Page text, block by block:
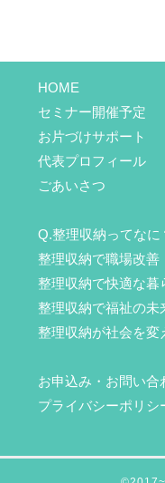
HOME
セミナー開催予定
お片づけサポート
代表プロフィール
ごあいさつ
Q.整理収納ってなに
整理収納で職場改善
整理収納で快適な暮
整理収納で福祉の未
整理収納が社会を変
お申込み・お問い合
プライバシーポリシ